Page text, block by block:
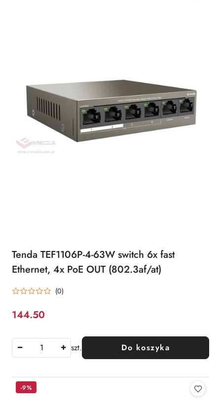
Tenda TEF1106P-4-63W switch 6x fast
Ethernet, 4x PoE OUT (802.3af/at)
(0)
Cena:
144.50
szt. Do koszyka
-9%